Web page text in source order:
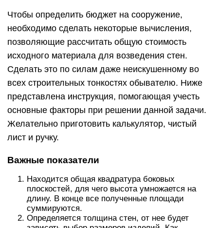
Чтобы определить бюджет на сооружение,
необходимо сделать некоторые вычисления,
позволяющие рассчитать общую стоимость
исходного материала для возведения стен.
Сделать это по силам даже неискушенному во
всех строительных тонкостях обывателю. Ниже
представлена инструкция, помогающая учесть
основные факторы при решении данной задачи.
Желательно приготовить калькулятор, чистый
лист и ручку.
Важные показатели
Находится общая квадратура боковых
плоскостей, для чего высота умножается на
длину. В конце все полученные площади
суммируются.
Определяется толщина стен, от нее будет